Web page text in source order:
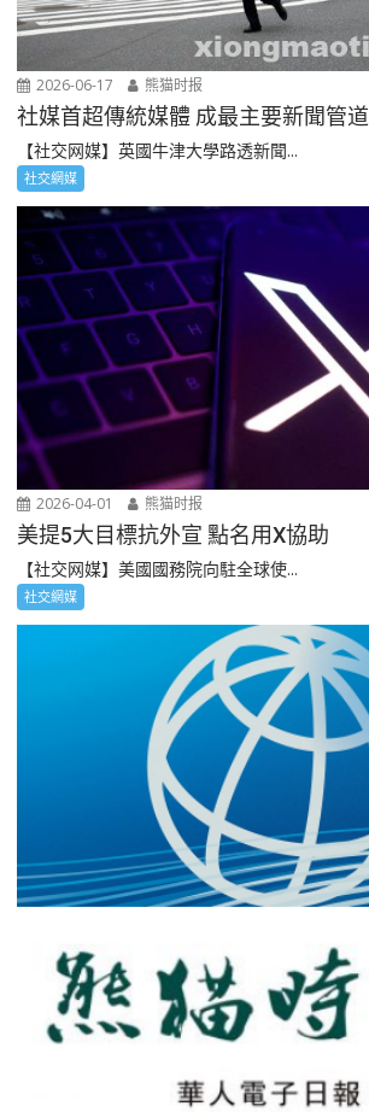
2026-06-17 熊猫时报
社媒首超傳統媒體 成最主要新聞管道
【社交网媒】英國牛津大學路透新聞...
社交網媒
2026-04-01 熊猫时报
美提5大目標抗外宣 點名用X協助
【社交网媒】美國國務院向駐全球使...
社交網媒